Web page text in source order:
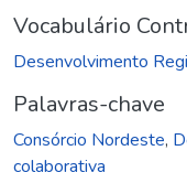
Vocabulário
Desenvolvimento
Palavras-chave
Consórcio Nordeste,
colaborativa